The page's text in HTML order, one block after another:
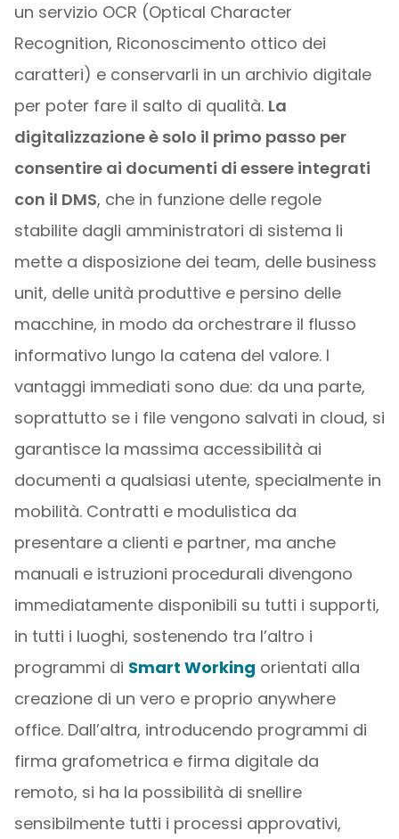
un servizio OCR (Optical Character
Recognition, Riconoscimento ottico dei
caratteri) e conservarli in un archivio digitale
per poter fare il salto di qualità. La
digitalizzazione è solo il primo passo per
consentire ai documenti di essere integrati
con il DMS, che in funzione delle regole
stabilite dagli amministratori di sistema li
mette a disposizione dei team, delle business
unit, delle unità produttive e persino delle
macchine, in modo da orchestrare il flusso
informativo lungo la catena del valore. I
vantaggi immediati sono due: da una parte,
soprattutto se i file vengono salvati in cloud, si
garantisce la massima accessibilità ai
documenti a qualsiasi utente, specialmente in
mobilità. Contratti e modulistica da
presentare a clienti e partner, ma anche
manuali e istruzioni procedurali divengono
immediatamente disponibili su tutti i supporti,
in tutti i luoghi, sostenendo tra l’altro i
programmi di Smart Working orientati alla
creazione di un vero e proprio anywhere
office. Dall’altra, introducendo programmi di
firma grafometrica e firma digitale da
remoto, si ha la possibilità di snellire
sensibilmente tutti i processi approvativi,